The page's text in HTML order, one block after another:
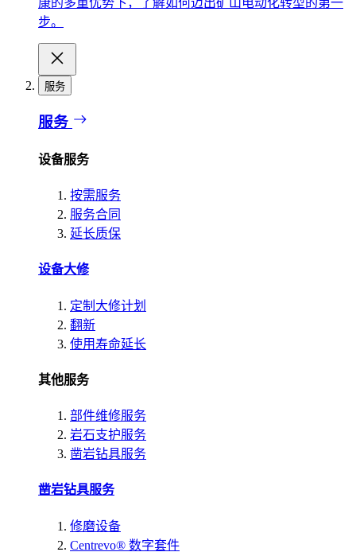
步。
服务
服务
设备服务
按需服务
服务合同
延长质保
设备大修
定制大修计划
翻新
使用寿命延长
其他服务
部件维修服务
岩石支护服务
凿岩钻具服务
凿岩钻具服务
修磨设备
Centrevo® 数字套件